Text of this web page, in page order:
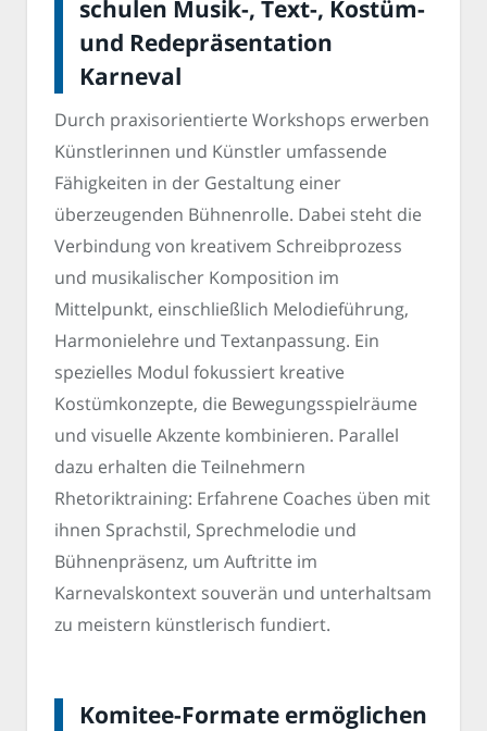
schulen Musik-, Text-, Kostüm-
und Redepräsentation
Karneval
Durch praxisorientierte Workshops erwerben
Künstlerinnen und Künstler umfassende
Fähigkeiten in der Gestaltung einer
überzeugenden Bühnenrolle. Dabei steht die
Verbindung von kreativem Schreibprozess
und musikalischer Komposition im
Mittelpunkt, einschließlich Melodieführung,
Harmonielehre und Textanpassung. Ein
spezielles Modul fokussiert kreative
Kostümkonzepte, die Bewegungsspielräume
und visuelle Akzente kombinieren. Parallel
dazu erhalten die Teilnehmern
Rhetoriktraining: Erfahrene Coaches üben mit
ihnen Sprachstil, Sprechmelodie und
Bühnenpräsenz, um Auftritte im
Karnevalskontext souverän und unterhaltsam
zu meistern künstlerisch fundiert.
Komitee-Formate ermöglichen